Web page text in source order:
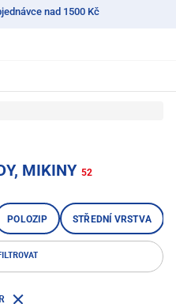
nad 1500 Kč
MIKINY 52
POLOZIP STŘEDNÍ VRSTVA